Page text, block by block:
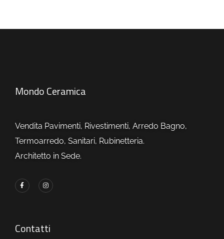
Mondo Ceramica
Vendita Pavimenti, Rivestimenti, Arredo Bagno,
Termoarredo, Sanitari, Rubinetteria.
Architetto in Sede.
Contatti